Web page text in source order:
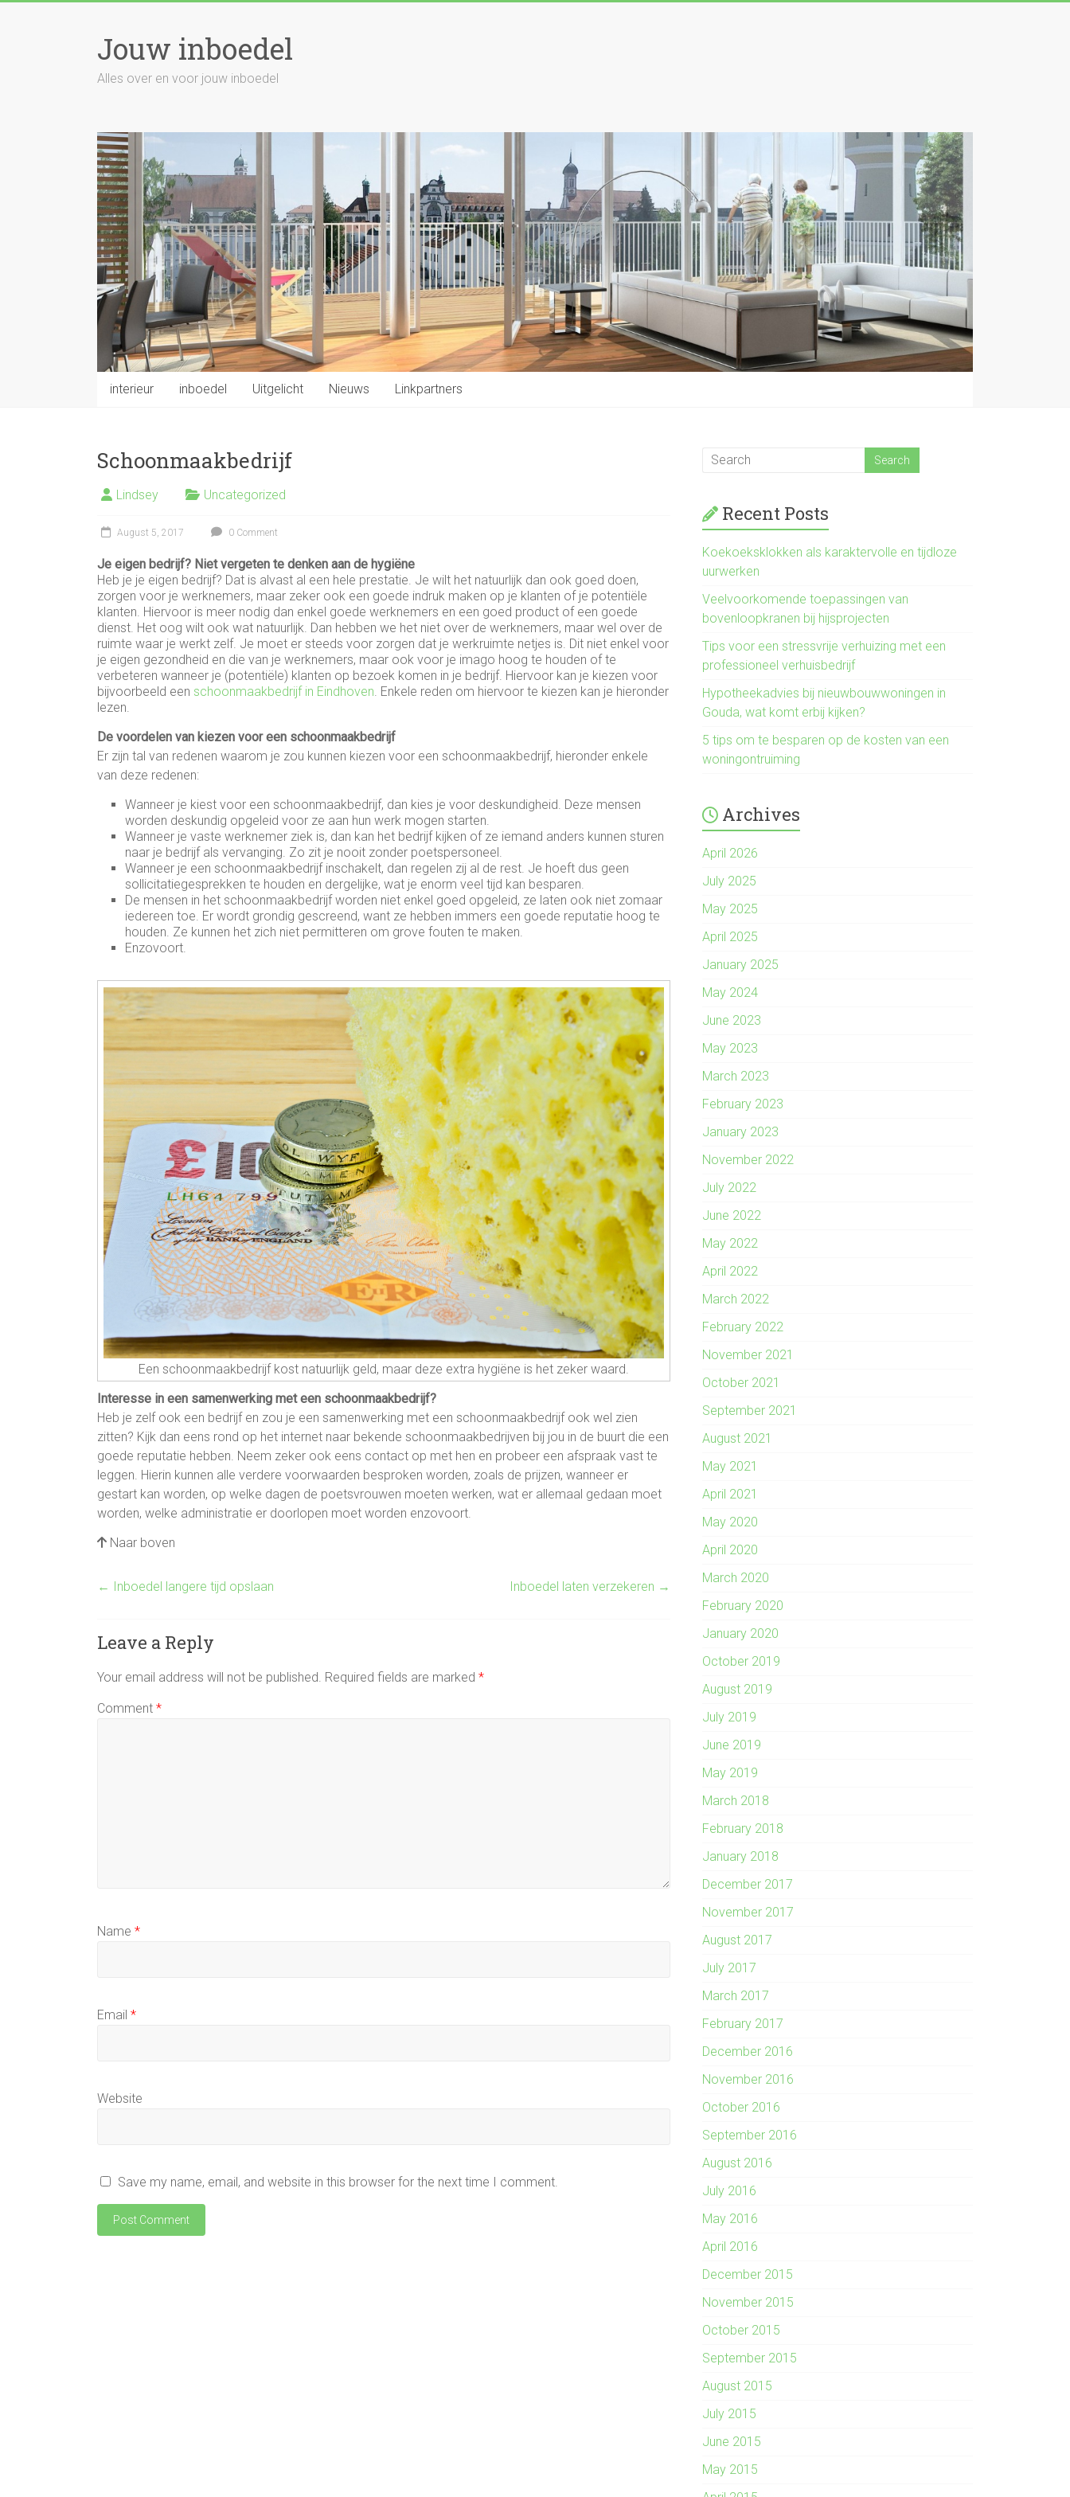
Jouw inboedel
Alles over en voor jouw inboedel
interieur inboedel Uitgelicht Nieuws Linkpartners
Schoonmaakbedrijf
Lindsey Uncategorized
August 5, 2017 0 Comment
Je eigen bedrijf? Niet vergeten te denken aan de hygiëne
Heb je je eigen bedrijf? Dat is alvast al een hele prestatie. Je wilt het natuurlijk dan ook goed doen,
zorgen voor je werknemers, maar zeker ook een goede indruk maken op je klanten of je potentiële
klanten. Hiervoor is meer nodig dan enkel goede werknemers en een goed product of een goede
dienst. Het oog wilt ook wat natuurlijk. Dan hebben we het niet over de werknemers, maar wel over de
ruimte waar je werkt zelf. Je moet er steeds voor zorgen dat je werkruimte netjes is. Dit niet enkel voor
je eigen gezondheid en die van je werknemers, maar ook voor je imago hoog te houden of te
verbeteren wanneer je (potentiële) klanten op bezoek komen in je bedrijf. Hiervoor kan je kiezen voor
bijvoorbeeld een schoonmaakbedrijf in Eindhoven . Enkele reden om hiervoor te kiezen kan je hieronder
lezen.
De voordelen van kiezen voor een schoonmaakbedrijf
Er zijn tal van redenen waarom je zou kunnen kiezen voor een schoonmaakbedrijf, hieronder enkele
van deze redenen:
Wanneer je kiest voor een schoonmaakbedrijf, dan kies je voor deskundigheid. Deze mensen
worden deskundig opgeleid voor ze aan hun werk mogen starten.
Wanneer je vaste werknemer ziek is, dan kan het bedrijf kijken of ze iemand anders kunnen sturen
naar je bedrijf als vervanging. Zo zit je nooit zonder poetspersoneel.
Wanneer je een schoonmaakbedrijf inschakelt, dan regelen zij al de rest. Je hoeft dus geen
sollicitatiegesprekken te houden en dergelijke, wat je enorm veel tijd kan besparen.
De mensen in het schoonmaakbedrijf worden niet enkel goed opgeleid, ze laten ook niet zomaar
iedereen toe. Er wordt grondig gescreend, want ze hebben immers een goede reputatie hoog te
houden. Ze kunnen het zich niet permitteren om grove fouten te maken.
Enzovoort.
Een schoonmaakbedrijf kost natuurlijk geld, maar deze extra hygiëne is het zeker waard.
Interesse in een samenwerking met een schoonmaakbedrijf?
Heb je zelf ook een bedrijf en zou je een samenwerking met een schoonmaakbedrijf ook wel zien
zitten? Kijk dan eens rond op het internet naar bekende schoonmaakbedrijven bij jou in de buurt die een
goede reputatie hebben. Neem zeker ook eens contact op met hen en probeer een afspraak vast te
leggen. Hierin kunnen alle verdere voorwaarden besproken worden, zoals de prijzen, wanneer er
gestart kan worden, op welke dagen de poetsvrouwen moeten werken, wat er allemaal gedaan moet
worden, welke administratie er doorlopen moet worden enzovoort.
Naar boven
← Inboedel langere tijd opslaan Inboedel laten verzekeren →
Leave a Reply
Your email address will not be published. Required fields are marked *
Comment *
Name *
Email *
Website
Save my name, email, and website in this browser for the next time I comment.
Recent Posts
Koekoeksklokken als karaktervolle en tijdloze
uurwerken
Veelvoorkomende toepassingen van
bovenloopkranen bij hijsprojecten
Tips voor een stressvrije verhuizing met een
professioneel verhuisbedrijf
Hypotheekadvies bij nieuwbouwwoningen in
Gouda, wat komt erbij kijken?
5 tips om te besparen op de kosten van een
woningontruiming
Archives
April 2026
July 2025
May 2025
April 2025
January 2025
May 2024
June 2023
May 2023
March 2023
February 2023
January 2023
November 2022
July 2022
June 2022
May 2022
April 2022
March 2022
February 2022
November 2021
October 2021
September 2021
August 2021
May 2021
April 2021
May 2020
April 2020
March 2020
February 2020
January 2020
October 2019
August 2019
July 2019
June 2019
May 2019
March 2018
February 2018
January 2018
December 2017
November 2017
August 2017
July 2017
March 2017
February 2017
December 2016
November 2016
October 2016
September 2016
August 2016
July 2016
May 2016
April 2016
December 2015
November 2015
October 2015
September 2015
August 2015
July 2015
June 2015
May 2015